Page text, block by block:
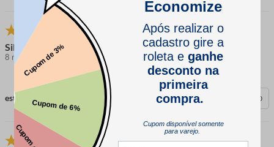
Silmara d.
8 meses atrás comprador verificado
esta avaliação foi útil? 0